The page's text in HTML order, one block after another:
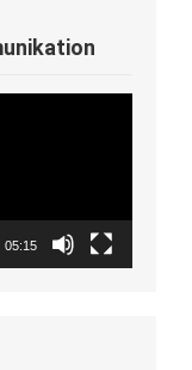
05:15